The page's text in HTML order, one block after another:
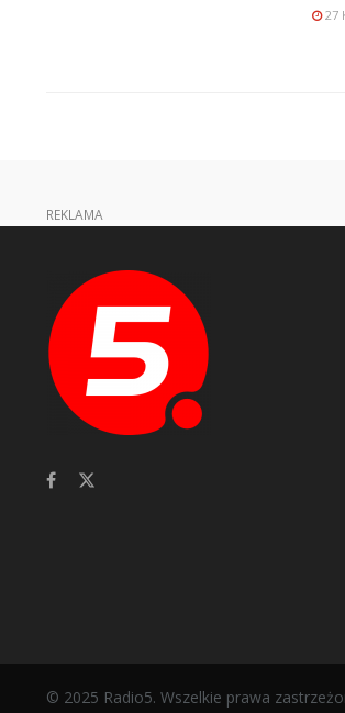
27
REKLAMA
© 2025 Radio5. Wszelkie prawa